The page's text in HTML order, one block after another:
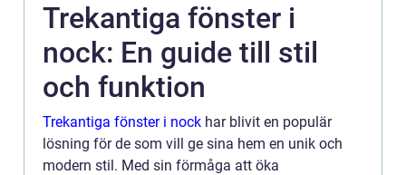
Trekantiga fönster i
nock: En guide till stil
och funktion
Trekantiga fönster i nock har blivit en populär
lösning för de som vill ge sina hem en unik och
modern stil. Med sin förmåga att öka